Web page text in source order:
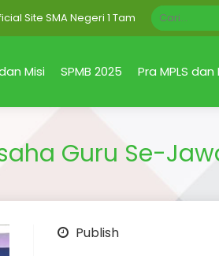
Negeri 1 Taman Sidoarjo Jawa Timur
Misi SPMB 2025 Pra MPLS dan
Guru Se-
Publish